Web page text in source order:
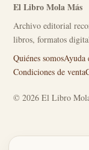
El Libro Mola Más
Archivo editorial
libros, formatos
Quiénes somosAyuda
Condiciones de venta
© 2026 El Libro